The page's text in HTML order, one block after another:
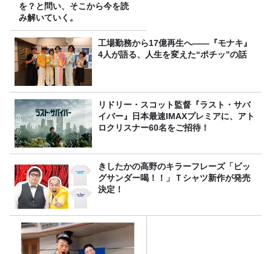
を？と問い、そこから今を読
み解いていく。
工場勤務から17億再生へ——『モナキ』
4人が語る、人生を変えた“ポチッ”の話
リドリー・スコット監督『ラスト・サバ
イバー』日本最速IMAXプレミアに、アト
ロクリスナー60名をご招待！
きしたかの高野のキラーフレーズ「ビッ
グサンダー喝！！」Ｔシャツ新作が発売
決定！